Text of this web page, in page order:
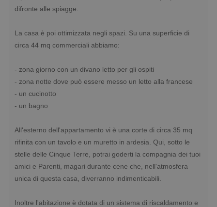
difronte alle spiagge.
La casa è poi ottimizzata negli spazi. Su una superficie di
circa 44 mq commerciali abbiamo:
- zona giorno con un divano letto per gli ospiti
- zona notte dove può essere messo un letto alla francese
- un cucinotto
- un bagno
All'esterno dell'appartamento vi è una corte di circa 35 mq
rifinita con un tavolo e un muretto in ardesia. Qui, sotto le
stelle delle Cinque Terre, potrai goderti la compagnia dei tuoi
amici e Parenti, magari durante cene che, nell'atmosfera
unica di questa casa, diverranno indimenticabili.
Inoltre l'abitazione è dotata di un sistema di riscaldamento e